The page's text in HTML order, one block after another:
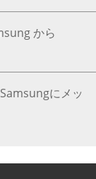
から
にメッ